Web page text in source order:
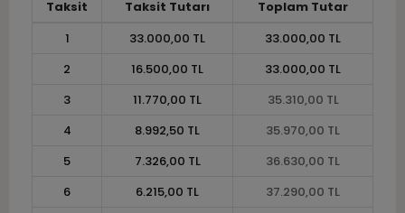
Taksit Taksit Tutarı
Toplam Tutar
1
33.000,00 TL
33.000,00 TL
2
16.500,00 TL
33.000,00 TL
3
11.770,00 TL
35.310,00 TL
4
8.992,50 TL
35.970,00 TL
5
7.326,00 TL
36.630,00 TL
6
6.215,00 TL
37.290,00 TL